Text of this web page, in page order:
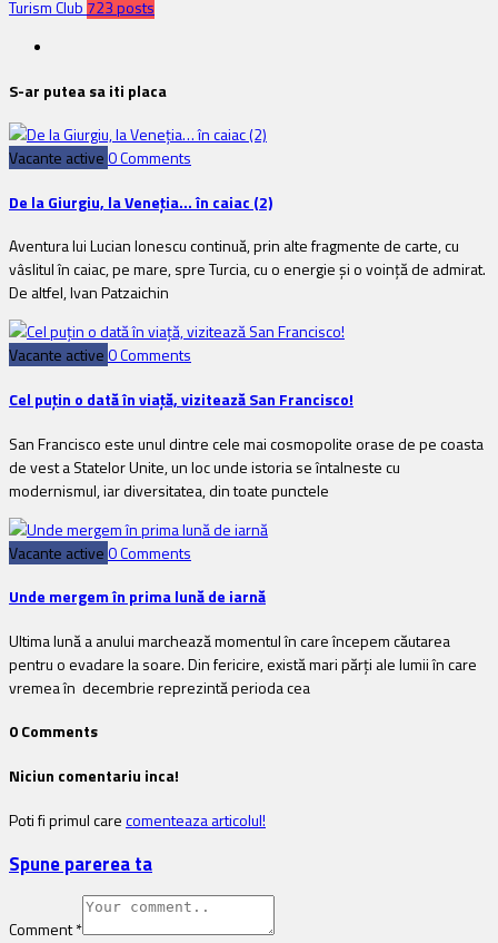
Turism Club 723 posts
S-ar putea sa iti placa
Vacante active0 Comments
De la Giurgiu, la Veneția… în caiac (2)
Aventura lui Lucian Ionescu continuă, prin alte fragmente de carte, cu
vâslitul în caiac, pe mare, spre Turcia, cu o energie și o voință de admirat.
De altfel, Ivan Patzaichin
Vacante active0 Comments
Cel puţin o dată în viaţă, vizitează San Francisco!
San Francisco este unul dintre cele mai cosmopolite orase de pe coasta
de vest a Statelor Unite, un loc unde istoria se întalneste cu
modernismul, iar diversitatea, din toate punctele
Vacante active0 Comments
Unde mergem în prima lună de iarnă
Ultima lună a anului marchează momentul în care începem căutarea
pentru o evadare la soare. Din fericire, există mari părți ale lumii în care
vremea în decembrie reprezintă perioda cea
0 Comments
Niciun comentariu inca!
Poti fi primul carecomenteaza articolul!
Spune parerea ta
Comment*